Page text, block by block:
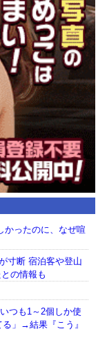
かったのに、なぜ喧
寸断 宿泊客や登山
の情報も
つも1～2個しか使
」→結果『こう』